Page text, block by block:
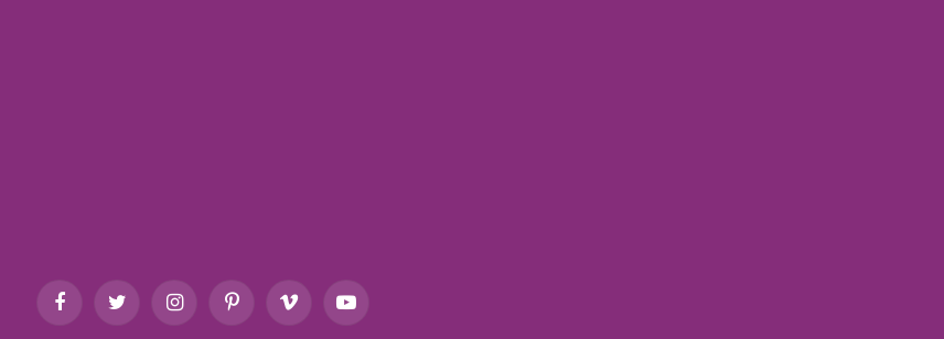
FacebookTwitter InstagramPinterestVimeo YouTube